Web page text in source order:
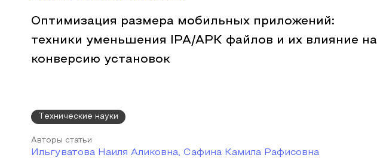
Оптимизация размера мобильных приложений:
техники уменьшения IPA/APK файлов и их влияние на
конверсию установок
Технические науки
Авторы статьи
Ильгуватова Наиля Аликовна, Сафина Камила Рафисовна